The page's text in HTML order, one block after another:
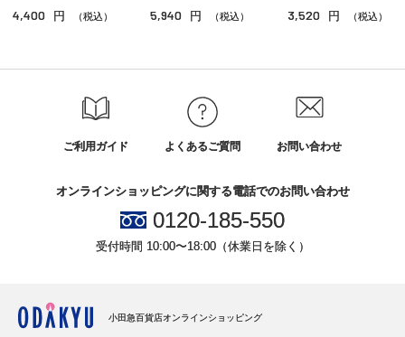
入浴剤
4,400 円 （税込） 5,940 円 （税込） 3,520 円 （税込）
ご利用ガイド よくあるご質問 お問い合わせ
オンラインショッピングに関する電話でのお問い合わせ
0120-185-550
受付時間 10:00〜18:00（休業日を除く）
小田急百貨店オンラインショッピング